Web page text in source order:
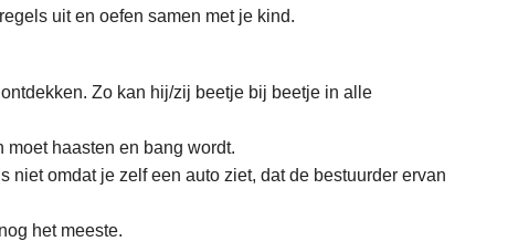
uit en oefen samen met je kind.
Zo kan hij/zij beetje bij beetje in alle
haasten en bang wordt.
omdat je zelf een auto ziet, dat de bestuurder ervan
het meeste.